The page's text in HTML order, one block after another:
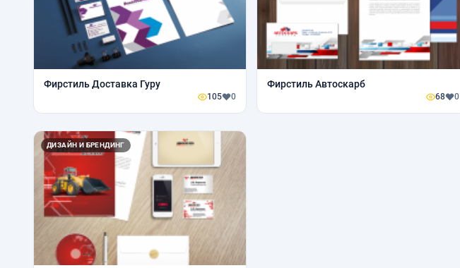
Фирстиль Доставка Гуру
105 0
Фирстиль Автоскарб
68 0
ДИЗАЙН И БРЕНДИНГ